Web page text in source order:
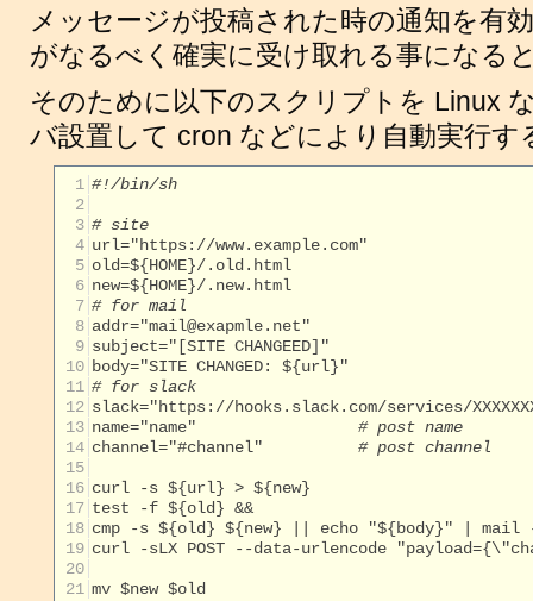
メッセージが投稿された時の通知を有
がなるべく確実に受け取れる事になる
そのために以下のスクリプトを Linux
バ設置して cron などにより自動実行す
  1
#!/bin/sh
  2
  3
# site
  4
  5
old=${HOME}/.old.html
  6
new=${HOME}/.new.html
  7
# for mail
  8
  9
10
11 # for slack
12
13 name="name" # post name
14 channel="#channel" # post channel
15
16
17
18
19
20
21 mv $new $old